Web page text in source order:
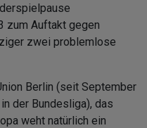
zum Auftakt gegen
zwei problemlose
Berlin (seit September
der Bundesliga), das
weht natürlich ein